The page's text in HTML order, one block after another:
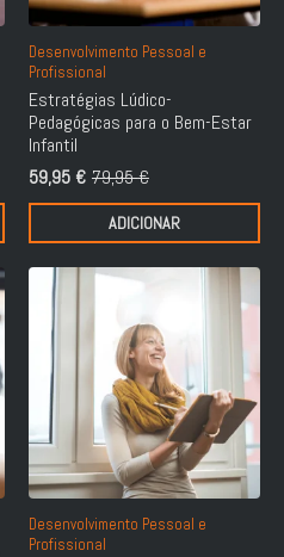
Desenvolvimento Pessoal e
Profissional
Estratégias Lúdico-
Pedagógicas para o Bem-Estar
Infantil
79,95€
O
preço
79,95 €.
59,95 €
O
preço
59,95 €.
ADICIONAR
Desenvolvimento Pessoal e
Profissional